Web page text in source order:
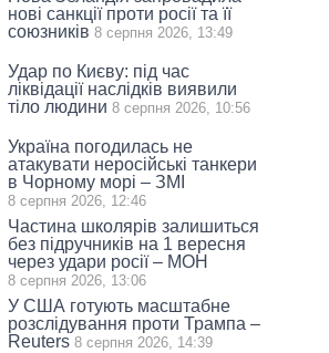
нові санкції проти росії та її
союзників 8 серпня 2026, 13:49
Удар по Києву: під час
ліквідації наслідків виявили
тіло людини 8 серпня 2026, 10:56
Україна погодилась не
атакувати неросійські танкери
в Чорному морі – ЗМІ
8 серпня 2026, 12:46
Частина школярів залишиться
без підручників на 1 вересня
через удари росії – МОН
8 серпня 2026, 13:06
У США готують масштабне
розслідування проти Трампа –
Reuters 8 серпня 2026, 14:39